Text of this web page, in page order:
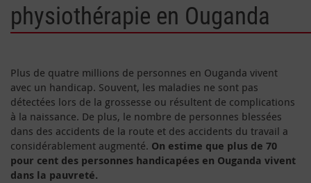
physiothérapie en Ouganda
Plus de quatre millions de personnes en Ouganda vivent
avec un handicap. Souvent, les maladies ne sont pas
détectées lors de la grossesse ou résultent de complications
à la naissance. De plus, le nombre de personnes blessées
dans des accidents de la route et des accidents du travail a
considérablement augmenté. On estime que plus de 70
pour cent des personnes handicapées en Ouganda vivent
dans la pauvreté.